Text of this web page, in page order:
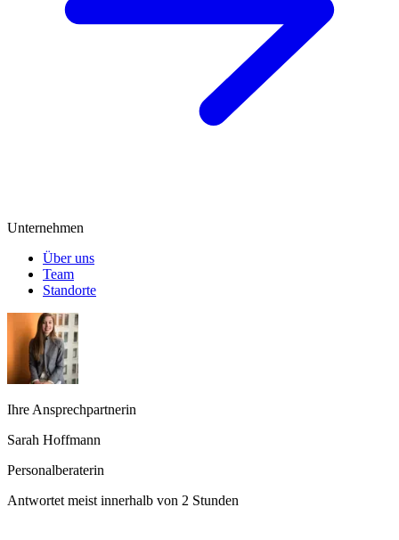
Unternehmen
Über uns
Team
Standorte
Ihre Ansprechpartnerin
Sarah Hoffmann
Personalberaterin
Antwortet meist innerhalb von 2 Stunden